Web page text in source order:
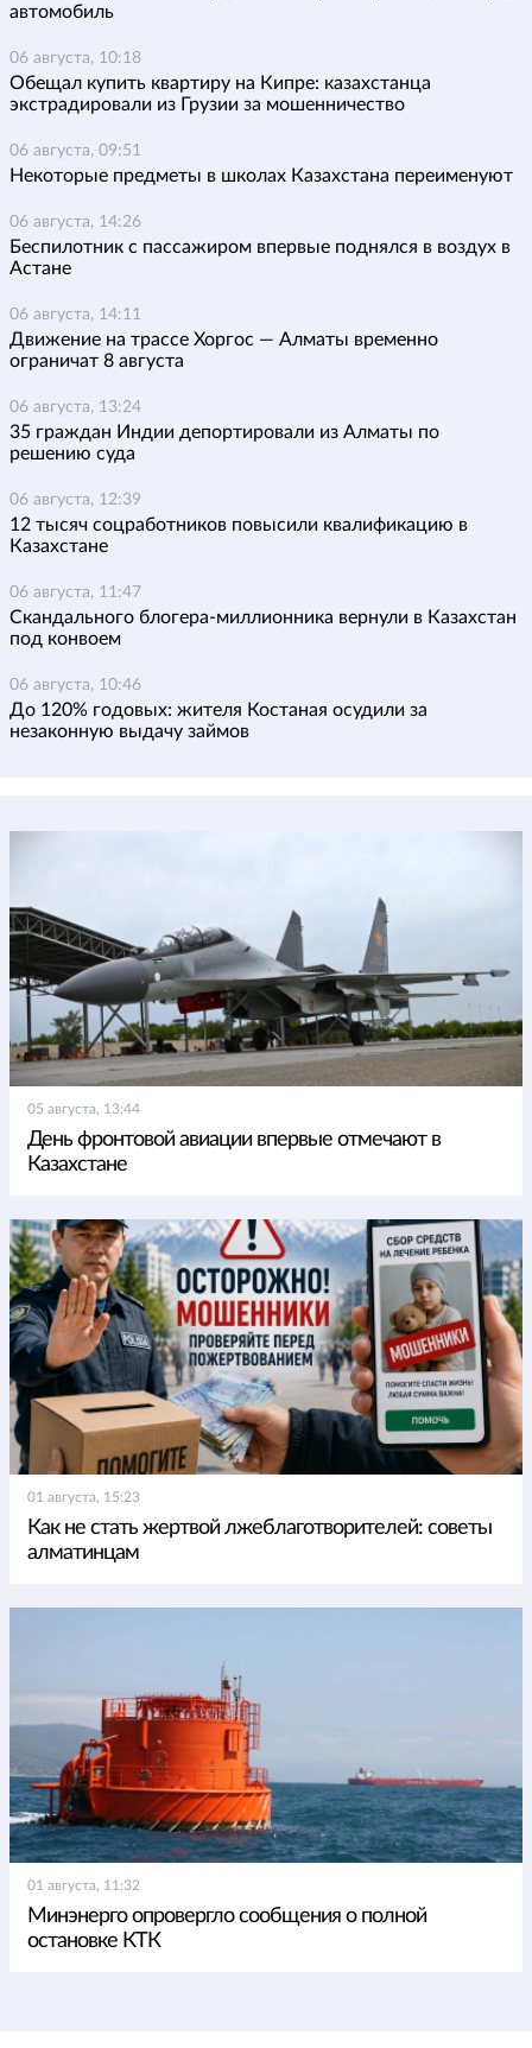
автомобиль
06 августа, 10:18
Обещал купить квартиру на Кипре: казахстанца
экстрадировали из Грузии за мошенничество
06 августа, 09:51
Некоторые предметы в школах Казахстана переименуют
06 августа, 14:26
Беспилотник с пассажиром впервые поднялся в воздух в
Астане
06 августа, 14:11
Движение на трассе Хоргос — Алматы временно
ограничат 8 августа
06 августа, 13:24
35 граждан Индии депортировали из Алматы по
решению суда
06 августа, 12:39
12 тысяч соцработников повысили квалификацию в
Казахстане
06 августа, 11:47
Скандального блогера-миллионника вернули в Казахстан
под конвоем
06 августа, 10:46
До 120% годовых: жителя Костаная осудили за
незаконную выдачу займов
05 августа, 13:44
День фронтовой авиации впервые отмечают в
Казахстане
01 августа, 15:23
Как не стать жертвой лжеблаготворителей: советы
алматинцам
01 августа, 11:32
Минэнерго опровергло сообщения о полной
остановке КТК